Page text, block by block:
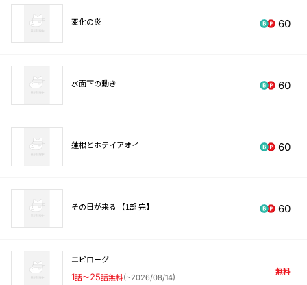
変化の炎 60
水面下の動き 60
蓮根とホテイアオイ 60
その日が来る 【1部 完】 60
エピローグ
1話〜25話無料(~2026/08/14)
無料